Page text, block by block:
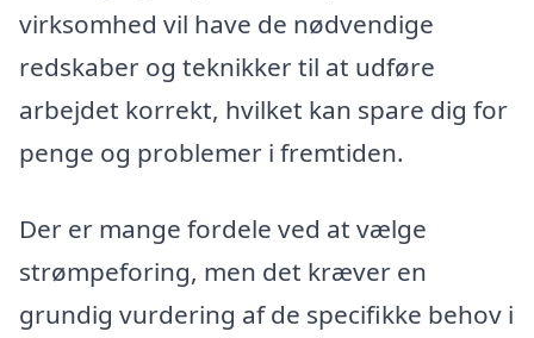
virksomhed vil have de nødvendige
redskaber og teknikker til at udføre
arbejdet korrekt, hvilket kan spare dig for
penge og problemer i fremtiden.
Der er mange fordele ved at vælge
strømpeforing, men det kræver en
grundig vurdering af de specifikke behov i